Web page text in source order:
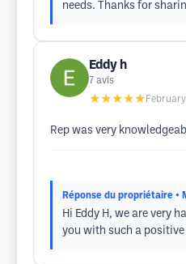
needs. Thanks for
Eddy h
7 avis
★★★★★
Rep was very
Réponse du propriétaire •
Hi Eddy H, we are very
you with such a positive